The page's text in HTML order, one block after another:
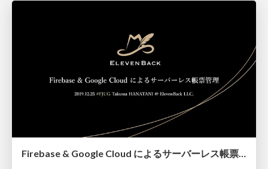
Firebase & Google Cloud によるサーバーレス帳票管理 #FJUG / Serverless Architecture in Candy